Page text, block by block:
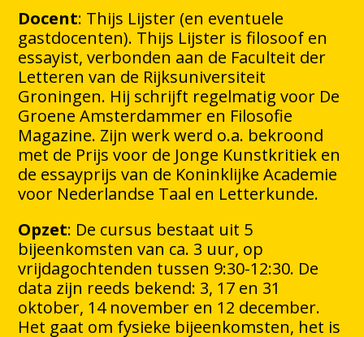
Docent: Thijs Lijster (en eventuele
gastdocenten). Thijs Lijster is filosoof en
essayist, verbonden aan de Faculteit der
Letteren van de Rijksuniversiteit
Groningen. Hij schrijft regelmatig voor De
Groene Amsterdammer en Filosofie
Magazine. Zijn werk werd o.a. bekroond
met de Prijs voor de Jonge Kunstkritiek en
de essayprijs van de Koninklijke Academie
voor Nederlandse Taal en Letterkunde.
Opzet: De cursus bestaat uit 5
bijeenkomsten van ca. 3 uur, op
vrijdagochtenden tussen 9:30-12:30. De
data zijn reeds bekend: 3, 17 en 31
oktober, 14 november en 12 december.
Het gaat om fysieke bijeenkomsten, het is